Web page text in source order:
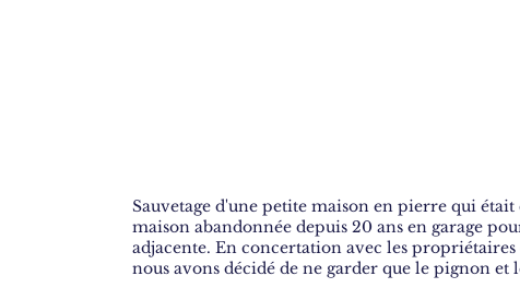
Sauvetage d'une petite maison en pierre qui
maison abandonnée depuis 20 ans en garage
adjacente. En concertation avec les propriétaires
nous avons décidé de ne garder que le pignon et